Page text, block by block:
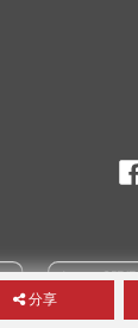
分享